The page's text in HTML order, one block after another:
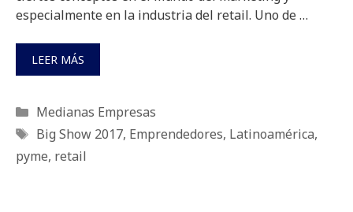
especialmente en la industria del retail. Uno de …
LEER MÁS
Categorías
Medianas Empresas
Etiquetas
Big Show 2017, Emprendedores, Latinoamérica,
pyme, retail